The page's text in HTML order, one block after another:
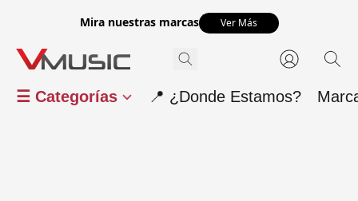
Mira nuestras marcas Ver Más
☰ Categorías 📍 ¿Donde Estamos?